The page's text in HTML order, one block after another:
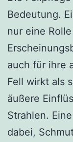
Bedeutung.
nur eine
auch für ihre
Fell wirkt als
äußere
Strahlen.
dabei,